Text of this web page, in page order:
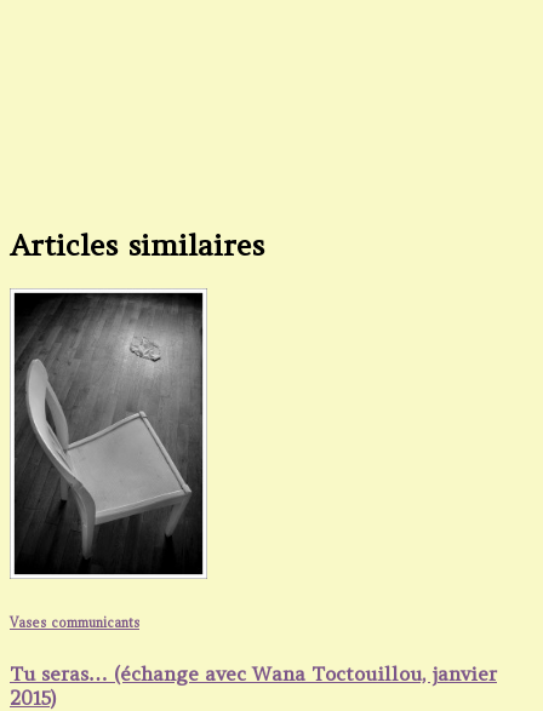
Articles similaires
Vases communicants
Tu seras… (échange avec Wana Toctouillou, janvier
2015)